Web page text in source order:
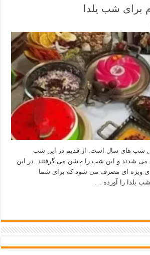
برای شب یلدا
شب های سال است. از قدیم در این شب
می شدند و این شب را جشن می گرفتند. در این
ویژه ای مصرف می شود که برای شما
یلدا را آورده …